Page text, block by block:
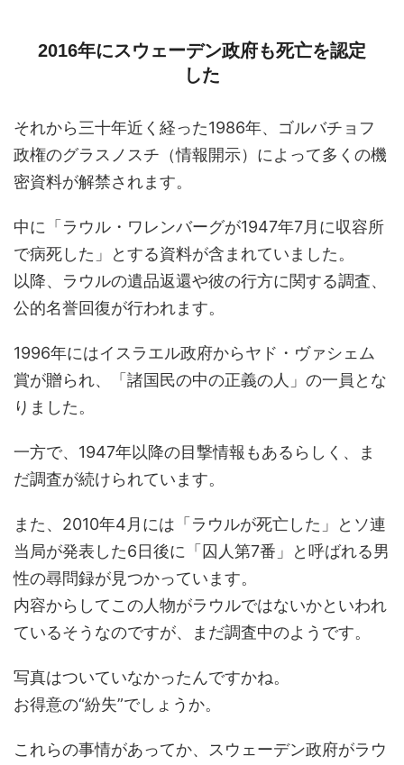
2016年にスウェーデン政府も死亡を認定
した
それから三十年近く経った1986年、ゴルバチョフ
政権のグラスノスチ（情報開示）によって多くの機
密資料が解禁されます。
中に「ラウル・ワレンバーグが1947年7月に収容所
で病死した」とする資料が含まれていました。
以降、ラウルの遺品返還や彼の行方に関する調査、
公的名誉回復が行われます。
1996年にはイスラエル政府からヤド・ヴァシェム
賞が贈られ、「諸国民の中の正義の人」の一員とな
りました。
一方で、1947年以降の目撃情報もあるらしく、ま
だ調査が続けられています。
また、2010年4月には「ラウルが死亡した」とソ連
当局が発表した6日後に「囚人第7番」と呼ばれる男
性の尋問録が見つかっています。
内容からしてこの人物がラウルではないかといわれ
ているそうなのですが、まだ調査中のようです。
写真はついていなかったんですかね。
お得意の“紛失”でしょうか。
これらの事情があってか、スウェーデン政府がラウ